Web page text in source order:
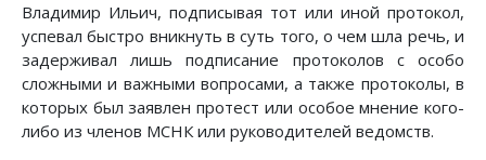
Владимир Ильич, подписывая тот или иной протокол,
успевал быстро вникнуть в суть того, о чем шла речь, и
задерживал лишь подписание протоколов с особо
сложными и важными вопросами, а также протоколы, в
которых был заявлен протест или особое мнение кого-
либо из членов МСНК или руководителей ведомств.